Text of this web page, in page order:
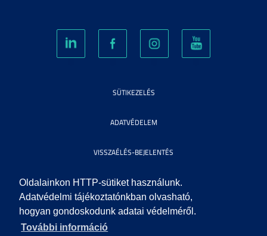
Oldalainkon HTTP-sütiket használunk.
Adatvédelmi tájékoztatónkban olvasható,
hogyan gondoskodunk adatai védelméről.
További információ
SÜTIKEZELÉS
ADATVÉDELEM
VISSZAÉLÉS-BEJELENTÉS
KÖZÉRDEKŰ ADATOK
IMPRESSZUM